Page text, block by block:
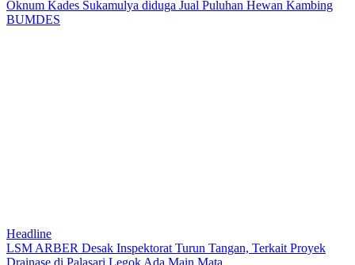
Oknum Kades Sukamulya diduga Jual Puluhan Hewan Kambing
BUMDES
Headline
LSM ARBER Desak Inspektorat Turun Tangan, Terkait Proyek
Drainase di Palasari Legok Ada Main Mata